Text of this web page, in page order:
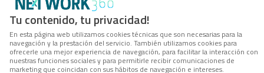
Tu contenido, tu privacidad!
En esta página web utilizamos cookies técnicas que son necesarias para la
navegación y la prestación del servicio. También utilizamos cookies para
ofrecerle una mejor experiencia de navegación, para facilitar la interacción con
nuestras funciones sociales y para permitirle recibir comunicaciones de
marketing que coincidan con sus hábitos de navegación e intereses.